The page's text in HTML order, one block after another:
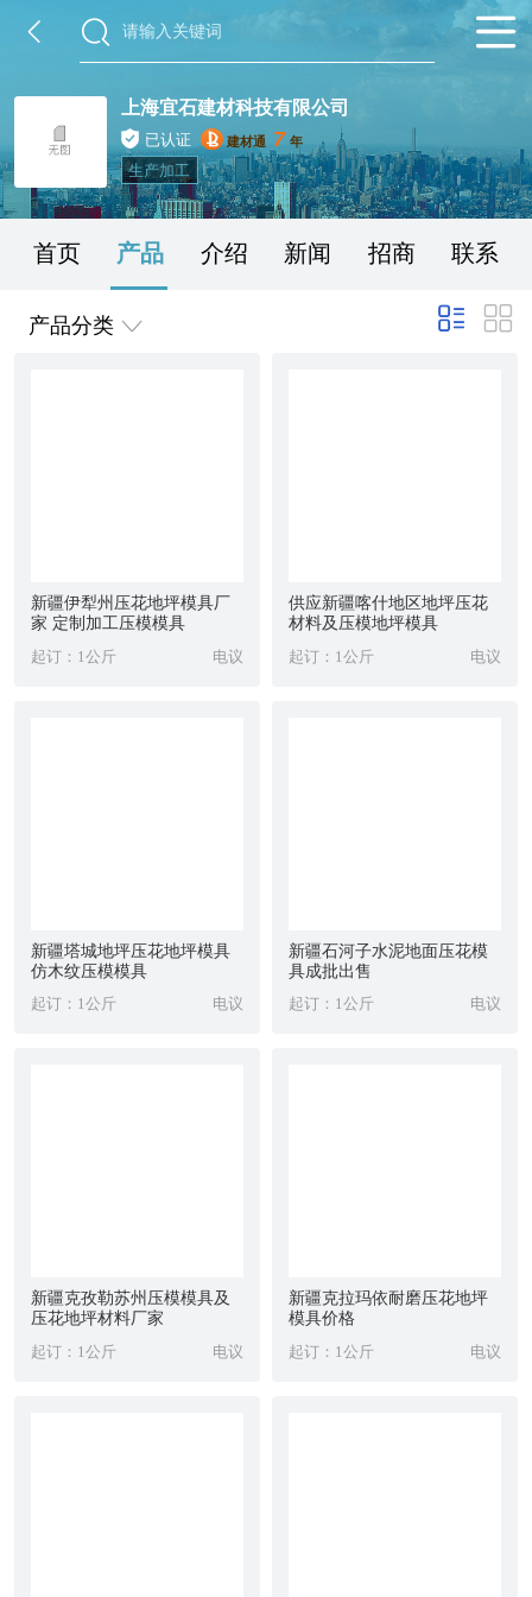
上海宜石建材科技有限公司
已认证 建材通 7 年
生产加工
首页 产品 介绍 新闻 招商 联系
产品分类
新疆伊犁州压花地坪模具厂
家 定制加工压模模具
起订：1公斤 电议
供应新疆喀什地区地坪压花
材料及压模地坪模具
起订：1公斤 电议
新疆塔城地坪压花地坪模具
仿木纹压模模具
起订：1公斤 电议
新疆石河子水泥地面压花模
具成批出售
起订：1公斤 电议
新疆克孜勒苏州压模模具及
压花地坪材料厂家
起订：1公斤 电议
新疆克拉玛依耐磨压花地坪
模具价格
起订：1公斤 电议